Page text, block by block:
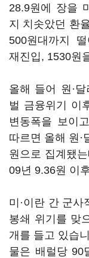
28.9원에 장을
지 치솟았던 환
500원대까지
재진입, 1530원
올해 들어 원·
벌 금융위기 이
변동폭을 보이
따르면 올해 원·
원으로 집계됐
09년 9.36원 이
미·이란 간 군사
봉쇄 위기를 맞
개를 들고 있습
물은 배럴당 90